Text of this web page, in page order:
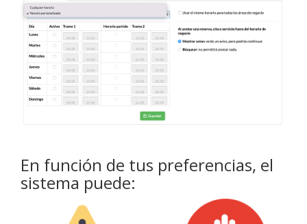
En función de tus preferencias, el
sistema puede: